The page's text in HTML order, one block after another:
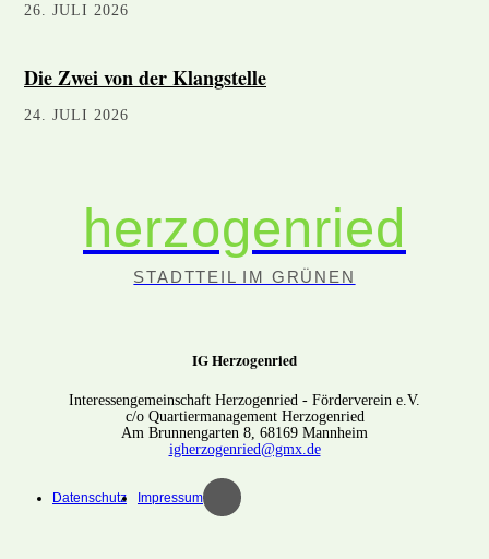
26. JULI 2026
Die Zwei von der Klangstelle
24. JULI 2026
herzogenried
STADTTEIL IM GRÜNEN
IG Herzogenried
Interessengemeinschaft Herzogenried - Förderverein e.V.
c/o Quartiermanagement Herzogenried
Am Brunnengarten 8, 68169 Mannheim
igherzogenried@gmx.de
Datenschutz Impressum